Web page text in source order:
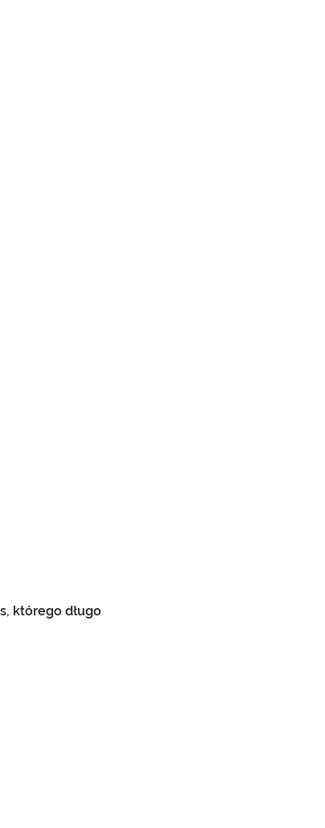
którego długo